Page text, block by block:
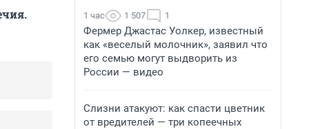
1 час 1 507 1
Фермер Джастас Уолкер, известный
как «веселый молочник», заявил что
его семью могут выдворить из
России — видео
Слизни атакуют: как спасти цветник
от вредителей — три копеечных